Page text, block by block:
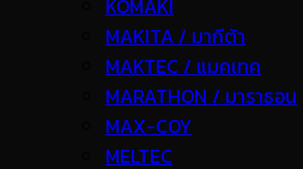
KOMAKI
MAKITA / มากีต้า
MAKTEC / แมคเทค
MARATHON / มาราธอน
MAX-COY
MELTEC